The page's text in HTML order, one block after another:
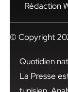
Rédaction
© Copyright
Quotidien
La Presse